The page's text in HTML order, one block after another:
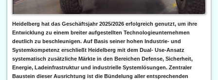
Heidelberg hat das Geschäftsjahr 2025/2026 erfolgreich genutzt, um ihre
Entwicklung zu einem breiter aufgestellten Technologieunternehmen
deutlich zu beschleunigen. Auf Basis seiner hohen Industrie- und
Systemkompetenz erschließt Heidelberg mit dem Dual- Use-Ansatz
systematisch zusätzliche Märkte in den Bereichen Defense, Sicherheit,
Energie, Ladeinfrastruktur und industrielle Systemlösungen. Zentraler
Baustein dieser Ausrichtung ist die Bündelung aller entsprechenden